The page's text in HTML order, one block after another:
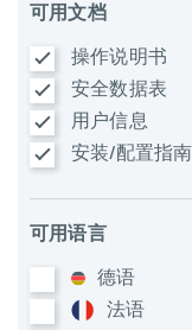
可用文档
操作说明书
安全数据表
用户信息
安装/配置指南
可用语言
德语
法语